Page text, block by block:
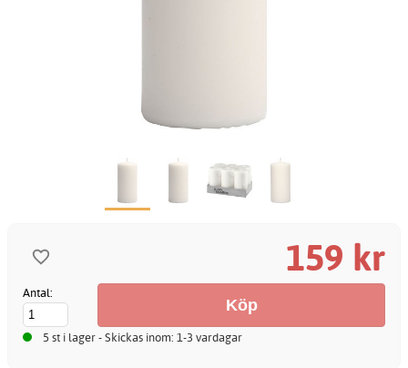
159 kr
Antal:
5 st i lager - Skickas inom: 1-3 vardagar